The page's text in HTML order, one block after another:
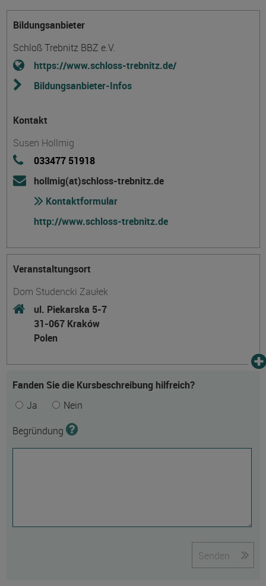
Bildungsanbieter
Schloß Trebnitz BBZ e.V.
https://www.schloss-trebnitz.de/
Bildungsanbieter-Infos
Kontakt
Susen Hollmig
033477 51918
hollmig(at)schloss-trebnitz.de
Kontaktformular
http://www.schloss-trebnitz.de
Veranstaltungsort
Dom Studencki Zaułek
ul. Piekarska 5-7
31-067 Kraków
Polen
Fanden Sie die Kursbeschreibung hilfreich?
Ja
Nein
Begründung
Senden